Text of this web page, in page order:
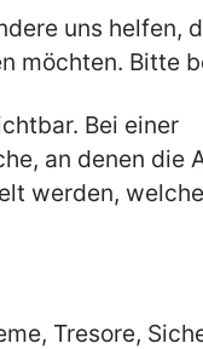
Bei einer
an denen die
werden,
Tresore,
uns helfen,
möchten. Bitte